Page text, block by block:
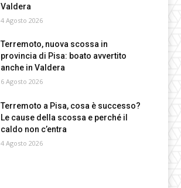
Valdera
4 Agosto 2026
Terremoto, nuova scossa in
provincia di Pisa: boato avvertito
anche in Valdera
6 Agosto 2026
Terremoto a Pisa, cosa è successo?
Le cause della scossa e perché il
caldo non c’entra
4 Agosto 2026